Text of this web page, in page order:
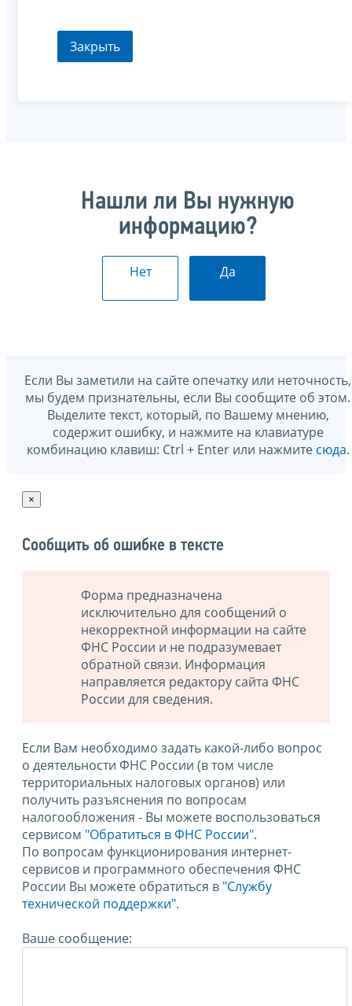
Закрыть
Нашли ли Вы нужную
информацию?
Нет Да
Если Вы заметили на сайте опечатку или неточность,
мы будем признательны, если Вы сообщите об этом.
Выделите текст, который, по Вашему мнению,
содержит ошибку, и нажмите на клавиатуре
комбинацию клавиш: Ctrl + Enter или нажмите сюда.
×
Сообщить об ошибке в тексте
Форма предназначена
исключительно для сообщений о
некорректной информации на сайте
ФНС России и не подразумевает
обратной связи. Информация
направляется редактору сайта ФНС
России для сведения.
Если Вам необходимо задать какой-либо вопрос
о деятельности ФНС России (в том числе
территориальных налоговых органов) или
получить разъяснения по вопросам
налогообложения - Вы можете воспользоваться
сервисом "Обратиться в ФНС России".
По вопросам функционирования интернет-
сервисов и программного обеспечения ФНС
России Вы можете обратиться в "Службу
технической поддержки".
Ваше сообщение: